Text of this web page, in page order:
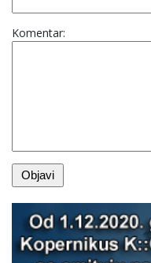
Komentar: